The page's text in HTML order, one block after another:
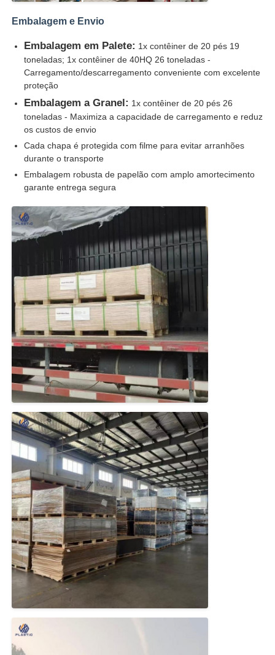
Embalagem e Envio
Embalagem em Palete: 1x contêiner de 20 pés 19
toneladas; 1x contêiner de 40HQ 26 toneladas -
Carregamento/descarregamento conveniente com excelente
proteção
Embalagem a Granel: 1x contêiner de 20 pés 26
toneladas - Maximiza a capacidade de carregamento e reduz
os custos de envio
Cada chapa é protegida com filme para evitar arranhões
durante o transporte
Embalagem robusta de papelão com amplo amortecimento
garante entrega segura